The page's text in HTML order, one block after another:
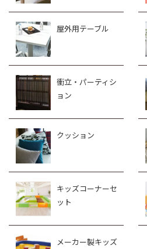
屋外用テーブル
衝立・パーティシ
ョン
クッション
キッズコーナーセ
ット
メーカー製キッズ